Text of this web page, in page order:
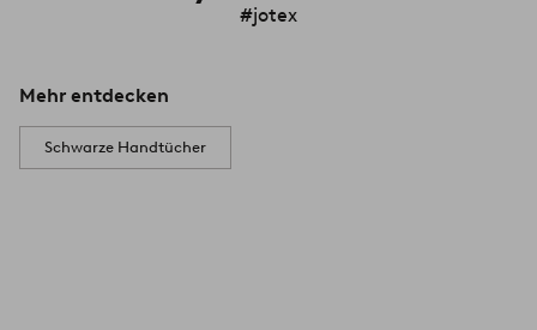
#jotex
Mehr entdecken
Schwarze Handtücher